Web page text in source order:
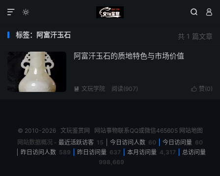
  

共 1 篇文章
标签：阿富汗玉石
阿富汗玉石的质地特色与市场价值
 赞(0)
 文玩学院 阅读(907)
© 2010-2026 文玩鉴赏网 网站事物联系QQ或微信465605 网站地图
网站数据概况 - 最近活跃访客 15 今日访问人数 60 今日访问量 60
昨日访问人数 589 昨日访问量 637 本月访问量 4,317
总访问量
998,669